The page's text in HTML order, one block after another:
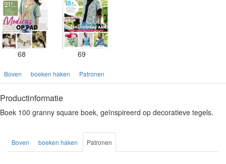
68 69
Boven boeken haken Patronen
Productinformatie
Boek 100 granny square boek, geïnspireerd op decoratieve tegels.
Boven boeken haken Patronen